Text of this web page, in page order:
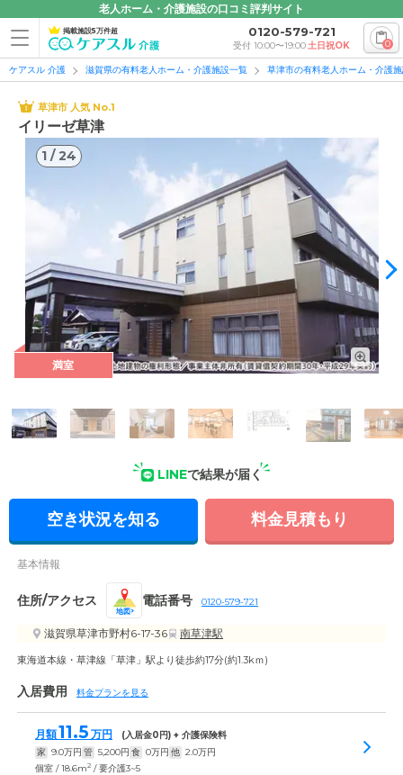
老人ホーム・介護施設の口コミ評判サイト
掲載施設5万件超 0120-579-721
受付 10:00〜19:00土日祝OK 0
ケアスル 介護 滋賀県の有料老人ホーム・介護施設一覧 草津市の有料老人ホーム・介護
草津市 人気 No.1
イリーゼ草津
1 /24
外観: 玄関には雨避けの屋根が大きく設置してあり、雨天時に
満室
LINEで結果が届く
空き状況を知る 料金見積もり
基本情報
住所/アクセス
地図
電話番号 0120-579-721
滋賀県草津市野村6-17-36 南草津駅
東海道本線・草津線「草津」駅より徒歩約17分(約1.3kｍ)
入居費用 料金プランを見る
月額11.5 万円 (入居金0円) + 介護保険料
家 9.0万円 管 5,200円 食 0万円 他 2.0万円
個室 / 18.6m2 / 要介護3~5